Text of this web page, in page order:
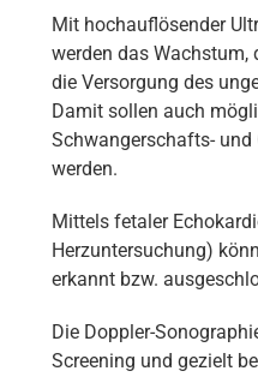
Mit hochauflösender
werden das Wachstum,
die Versorgung des
Damit sollen auch
Schwangerschafts- und
werden.
Mittels fetaler
Herzuntersuchung)
erkannt bzw.
Die Doppler-
Screening und gezielt